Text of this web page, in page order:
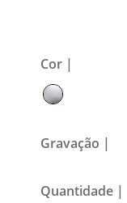
Cor |
Gravação |
Quantidade |